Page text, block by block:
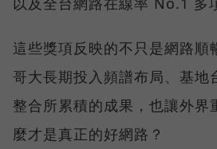
這些獎項反映的不只是網路順
哥大長期投入頻譜布局、基地
整合所累積的成果，也讓外界
麼才是真正的好網路？